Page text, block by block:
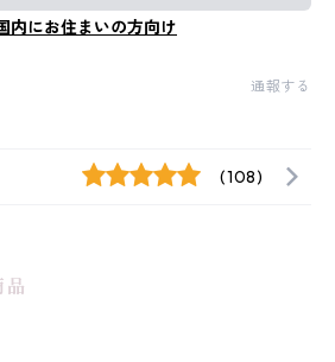
内にお住まいの方向け
通報する
(108)